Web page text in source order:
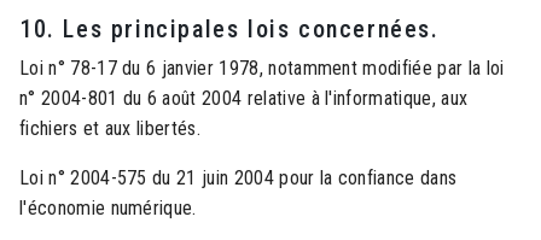
10. Les principales lois concernées.
Loi n° 78-17 du 6 janvier 1978, notamment modifiée par la loi
n° 2004-801 du 6 août 2004 relative à l'informatique, aux
fichiers et aux libertés.
Loi n° 2004-575 du 21 juin 2004 pour la confiance dans
l'économie numérique.